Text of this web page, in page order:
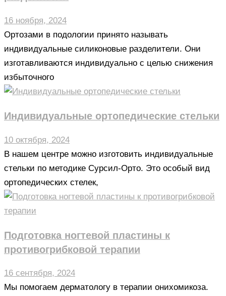
16 ноября, 2024
Ортозами в подологии принято называть
индивидуальные силиконовые разделители. Они
изготавливаются индивидуально с целью снижения
избыточного
Индивидуальные ортопедические стельки
10 октября, 2024
В нашем центре можно изготовить индивидуальные
стельки по методике Сурсил-Орто. Это особый вид
ортопедических стелек,
Подготовка ногтевой пластины к
противогрибковой терапии
16 сентября, 2024
Мы помогаем дерматологу в терапии онихомикоза.